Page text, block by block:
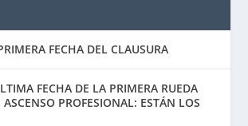
FECHA DEL CLAUSURA
FECHA DE LA PRIMERA RUEDA
PROFESIONAL: ESTÁN LOS